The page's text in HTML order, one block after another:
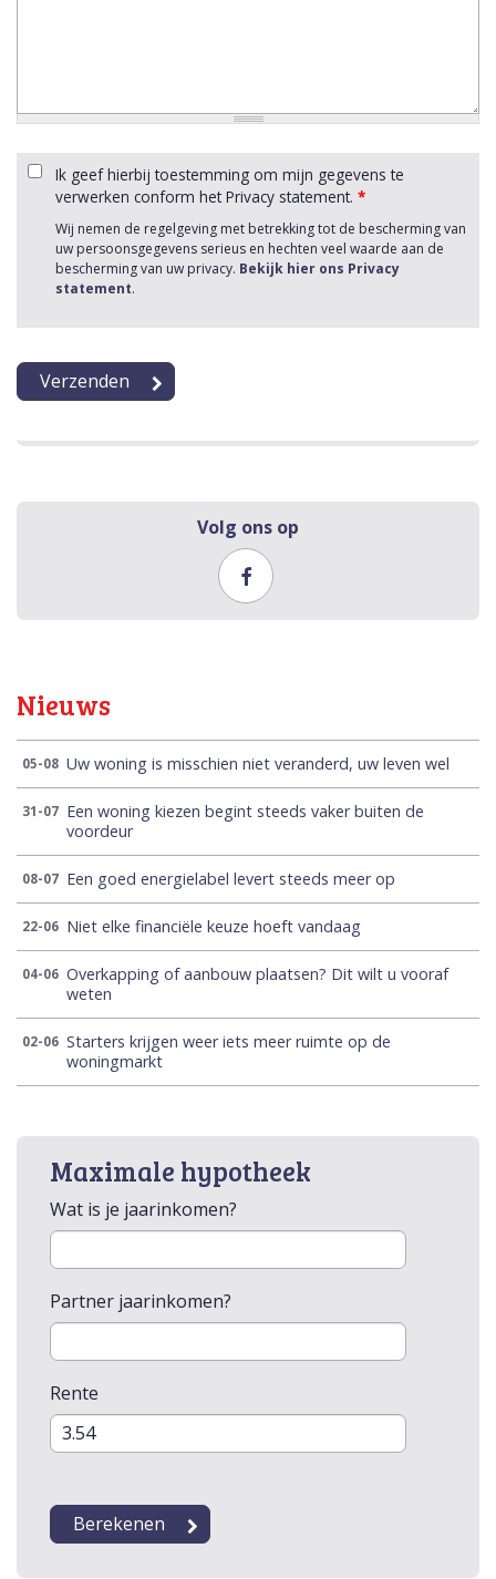
Ik geef hierbij toestemming om mijn gegevens te
verwerken conform het Privacy statement. *
Wij nemen de regelgeving met betrekking tot de bescherming van
uw persoonsgegevens serieus en hechten veel waarde aan de
bescherming van uw privacy. Bekijk hier ons Privacy
statement.
Volg ons op
Nieuws
05-08 Uw woning is misschien niet veranderd, uw leven wel
31-07 Een woning kiezen begint steeds vaker buiten de
voordeur
08-07 Een goed energielabel levert steeds meer op
22-06 Niet elke financiële keuze hoeft vandaag
04-06 Overkapping of aanbouw plaatsen? Dit wilt u vooraf
weten
02-06 Starters krijgen weer iets meer ruimte op de
woningmarkt
Maximale hypotheek
Wat is je jaarinkomen?
Partner jaarinkomen?
Rente